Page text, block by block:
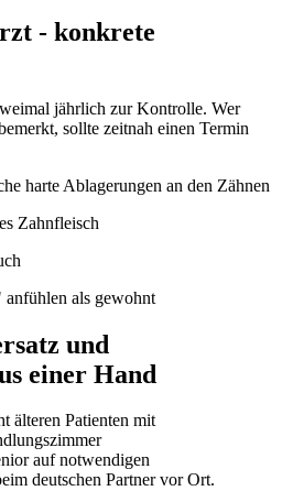
- konkrete
jährlich zur Kontrolle. Wer
sollte zeitnah einen Termin
harte Ablagerungen an den Zähnen
Zahnfleisch
anfühlen als gewohnt
und
einer Hand
auf notwendigen
deutschen Partner vor Ort.